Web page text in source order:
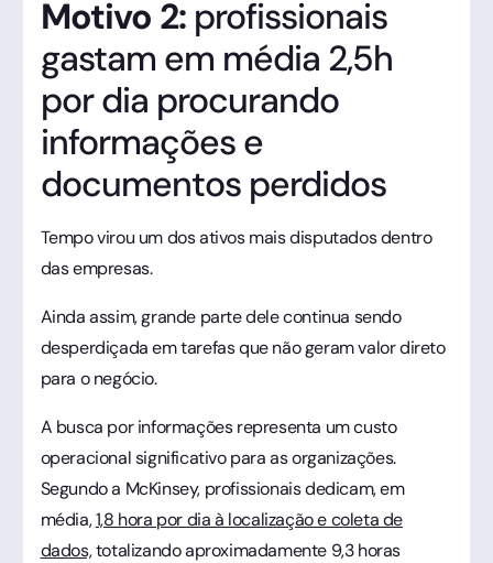
Motivo 2: profissionais
gastam em média 2,5h
por dia procurando
informações e
documentos perdidos
Tempo virou um dos ativos mais disputados dentro
das empresas.
Ainda assim, grande parte dele continua sendo
desperdiçada em tarefas que não geram valor direto
para o negócio.
A busca por informações representa um custo
operacional significativo para as organizações.
Segundo a McKinsey, profissionais dedicam, em
média,1,8 hora por dia à localização e coleta de
dados,totalizando aproximadamente 9,3 horas